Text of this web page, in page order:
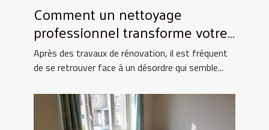
Comment un nettoyage
professionnel transforme votre
espace après rénovation ?
Après des travaux de rénovation, il est fréquent
de se retrouver face à un désordre qui semble...